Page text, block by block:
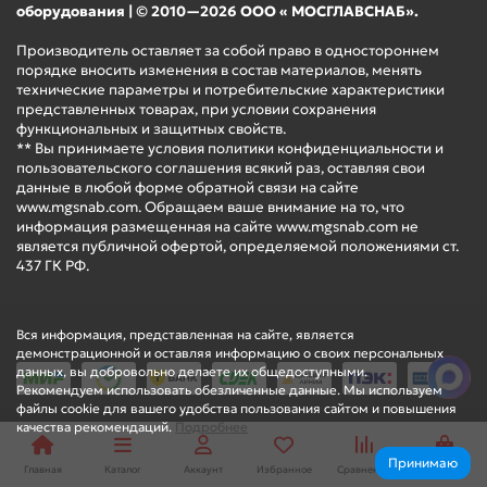
Вся информация, представленная на сайте, является
демонстрационной и оставляя информацию о своих персональных
данных, вы добровольно делаете их общедоступными.
Рекомендуем использовать обезличенные данные. Мы используем
файлы cookie для вашего удобства пользования сайтом и повышения
качества рекомендаций.Подробнее
Принимаю
оборудования | © 2010—2026 ООО « МОСГЛАВСНАБ».
Производитель оставляет за собой право в одностороннем
порядке вносить изменения в состав материалов, менять
технические параметры и потребительские характеристики
представленных товарах, при условии сохранения
функциональных и защитных свойств.
** Вы принимаете условия политики конфиденциальности и
пользовательского соглашения всякий раз, оставляя свои
данные в любой форме обратной связи на сайте
www.mgsnab.com. Обращаем ваше внимание на то, что
информация размещенная на сайте www.mgsnab.com не
является публичной офертой, определяемой положениями ст.
437 ГК РФ.
Главная Каталог Аккаунт Избранное Сравнение Корзина